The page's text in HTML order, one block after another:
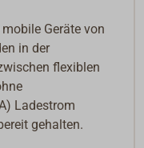
Geräte von
in der
flexiblen
Ladestrom
gehalten.